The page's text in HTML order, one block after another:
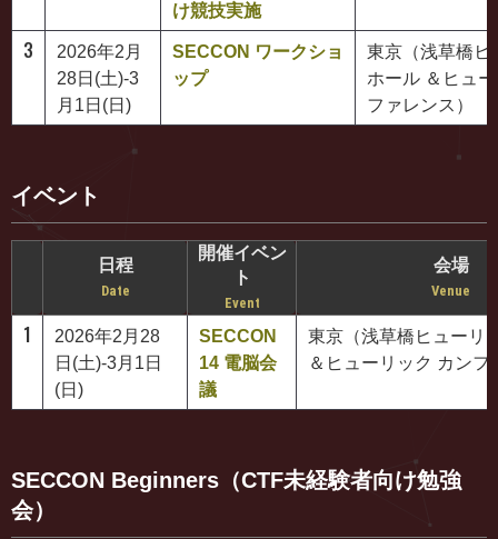
け競技実施
3
2026年2月
28日(土)-3
月1日(日)
SECCON ワークショ
ップ
東京（浅草橋ヒ
ホール ＆ヒュ
ファレンス）
イベント
日程
Date
開催イベン
ト
Event
会場
Venue
1
2026年2月28
日(土)-3月1日
(日)
SECCON
14 電脳会
議
東京（浅草橋ヒューリ
＆ヒューリック カンフ
SECCON Beginners（CTF未経験者向け勉強
会）